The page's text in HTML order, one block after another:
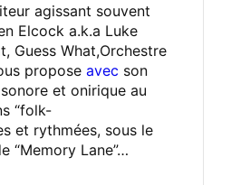
agissant souvent
Elcock a.k.a Luke
Guess What,Orchestre
proposeavec son
et onirique au
“folk-
et rythmées, sous le
“Memory Lane”…